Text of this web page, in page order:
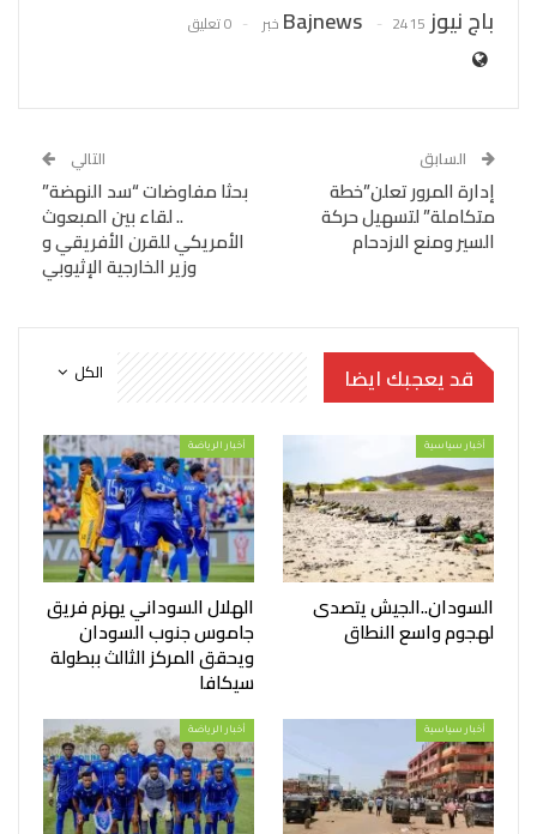
باج نيوز Bajnews2415 خبر 0 تعليق
السابق
إدارة المرور تعلن”خطة
متكاملة” لتسهيل حركة
السير ومنع الازدحام
التالي
بحثا مفاوضات “سد النهضة”
.. لقاء بين المبعوث
الأمريكي للقرن الأفريقي و
وزير الخارجية الإثيوبي
الكل قد يعجبك ايضا
أخبار سياسية
السودان..الجيش يتصدى
لهجوم واسع النطاق
أخبار الرياضة
الهلال السوداني يهزم فريق
جاموس جنوب السودان
ويحقق المركز الثالث ببطولة
سيكافا
أخبار سياسية أخبار الرياضة